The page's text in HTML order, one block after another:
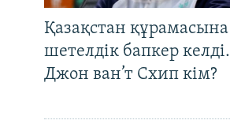
Қазақстан құрамасына
шетелдік бапкер келді.
Джон ван’т Схип кім?